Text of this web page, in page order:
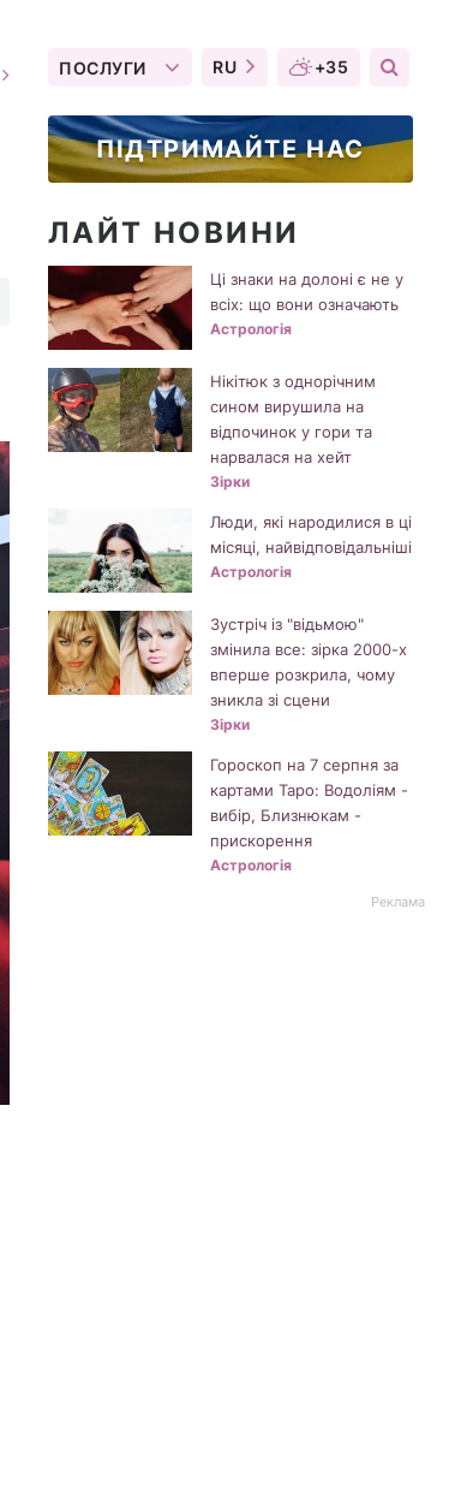
ПОСЛУГИ RU +35
ПІДТРИМАЙТЕ НАС
ЛАЙТ НОВИНИ
Ці знаки на долоні є не у
всіх: що вони означають
Астрологія
Нікітюк з однорічним
сином вирушила на
відпочинок у гори та
нарвалася на хейт
Зірки
Люди, які народилися в ці
місяці, найвідповідальніші
Астрологія
Зустріч із "відьмою"
змінила все: зірка 2000-х
вперше розкрила, чому
зникла зі сцени
Зірки
Гороскоп на 7 серпня за
картами Таро: Водоліям -
вибір, Близнюкам -
прискорення
Астрологія
Реклама